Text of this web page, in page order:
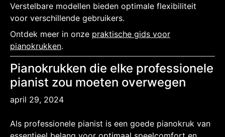
Verstelbare modellen bieden optimale flexibiliteit
voor verschillende gebruikers.
Ontdek meer in onze praktische gids voor
pianokrukken.
Pianokrukken die elke professionele
pianist zou moeten overwegen
april 29, 2024
Als professionele pianist is een goede pianokruk van